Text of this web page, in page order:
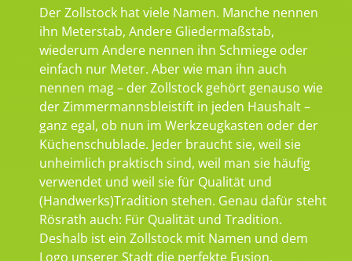
Der Zollstock hat viele Namen. Manche nennen
ihn Meterstab, Andere Gliedermaßstab,
wiederum Andere nennen ihn Schmiege oder
einfach nur Meter. Aber wie man ihn auch
nennen mag – der Zollstock gehört genauso wie
der Zimmermannsbleistift in jeden Haushalt –
ganz egal, ob nun im Werkzeugkasten oder der
Küchenschublade. Jeder braucht sie, weil sie
unheimlich praktisch sind, weil man sie häufig
verwendet und weil sie für Qualität und
(Handwerks)Tradition stehen. Genau dafür steht
Rösrath auch: Für Qualität und Tradition.
Deshalb ist ein Zollstock mit Namen und dem
Logo unserer Stadt die perfekte Fusion.